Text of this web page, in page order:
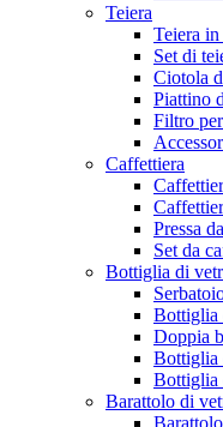
Teiera
Teiera
Set di
Ciotola
Piattino
Filtro
Caffettiera
Pressa
Set da
Bottiglia di
Bottiglia
Doppia
Bottiglia
Bottiglia
Barattolo di